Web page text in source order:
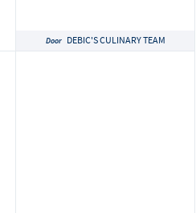
Door DEBIC'S CULINARY TEAM